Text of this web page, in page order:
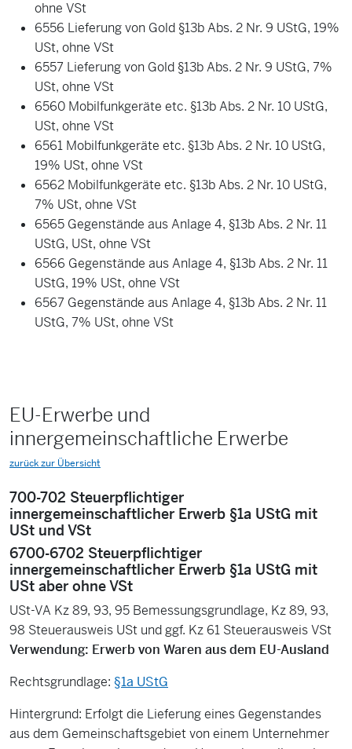
ohne VSt
6556 Lieferung von Gold §13b Abs. 2 Nr. 9 UStG, 19%
USt, ohne VSt
6557 Lieferung von Gold §13b Abs. 2 Nr. 9 UStG, 7%
USt, ohne VSt
6560 Mobilfunkgeräte etc. §13b Abs. 2 Nr. 10 UStG,
USt, ohne VSt
6561 Mobilfunkgeräte etc. §13b Abs. 2 Nr. 10 UStG,
19% USt, ohne VSt
6562 Mobilfunkgeräte etc. §13b Abs. 2 Nr. 10 UStG,
7% USt, ohne VSt
6565 Gegenstände aus Anlage 4, §13b Abs. 2 Nr. 11
UStG, USt, ohne VSt
6566 Gegenstände aus Anlage 4, §13b Abs. 2 Nr. 11
UStG, 19% USt, ohne VSt
6567 Gegenstände aus Anlage 4, §13b Abs. 2 Nr. 11
UStG, 7% USt, ohne VSt
EU-Erwerbe und
innergemeinschaftliche Erwerbe
zurück zur Übersicht
700-702 Steuerpflichtiger
innergemeinschaftlicher Erwerb §1a UStG mit
USt und VSt
6700-6702 Steuerpflichtiger
innergemeinschaftlicher Erwerb §1a UStG mit
USt aber ohne VSt
USt-VA Kz 89, 93, 95 Bemessungsgrundlage, Kz 89, 93,
98 Steuerausweis USt und ggf. Kz 61 Steuerausweis VSt
Verwendung: Erwerb von Waren aus dem EU-Ausland
Rechtsgrundlage: §1a UStG
Hintergrund: Erfolgt die Lieferung eines Gegenstandes
aus dem Gemeinschaftsgebiet von einem Unternehmer